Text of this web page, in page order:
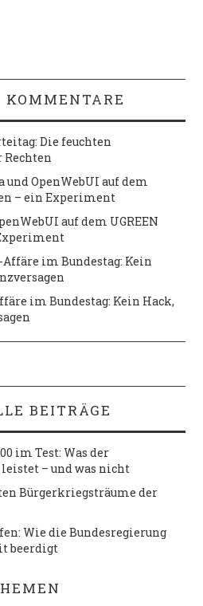
KOMMENTARE
Die feuchten
und OpenWebUI auf dem
– ein Experiment
auf dem UGREEN
im Bundestag: Kein
im Bundestag: Kein Hack,
BEITRÄGE
im Test: Was der
– und was nicht
Bürgerkriegsträume der
Wie die Bundesregierung
beerdigt